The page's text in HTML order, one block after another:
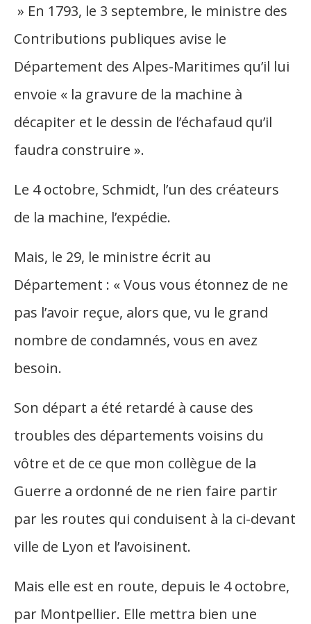
» En 1793, le 3 septembre, le ministre des
Contributions publiques avise le
Département des Alpes-Maritimes qu’il lui
envoie « la gravure de la machine à
décapiter et le dessin de l’échafaud qu’il
faudra construire ».
Le 4 octobre, Schmidt, l’un des créateurs
de la machine, l’expédie.
Mais, le 29, le ministre écrit au
Département : « Vous vous étonnez de ne
pas l’avoir reçue, alors que, vu le grand
nombre de condamnés, vous en avez
besoin.
Son départ a été retardé à cause des
troubles des départements voisins du
vôtre et de ce que mon collègue de la
Guerre a ordonné de ne rien faire partir
par les routes qui conduisent à la ci-devant
ville de Lyon et l’avoisinent.
Mais elle est en route, depuis le 4 octobre,
par Montpellier. Elle mettra bien une